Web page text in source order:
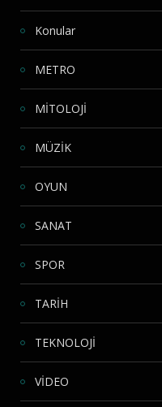
Konular
METRO
MİTOLOJİ
MÜZİK
OYUN
SANAT
SPOR
TARİH
TEKNOLOJİ
VİDEO